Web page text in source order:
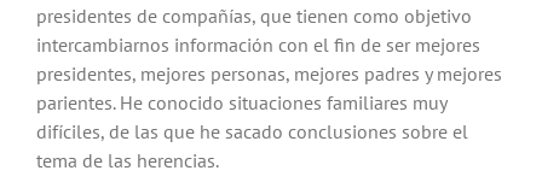
presidentes de compañías, que tienen como objetivo
intercambiarnos información con el fin de ser mejores
presidentes, mejores personas, mejores padres y mejores
parientes. He conocido situaciones familiares muy
difíciles, de las que he sacado conclusiones sobre el
tema de las herencias.